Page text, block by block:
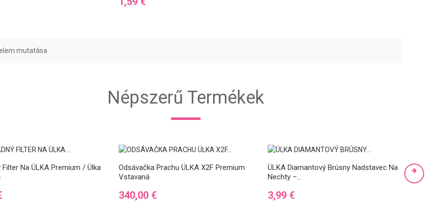
mutatása
Népszerű Termékek
Filter Na ÜLKA Premium / Ülka
Odsávačka Prachu ÜLKA X2F Premium
Vstavaná
Ár
340,00 €
ÜLKA Diamantový Brúsny Nadstavec Na
Nechty –...
Ár
3,99 €
ÜLKA
Nechty